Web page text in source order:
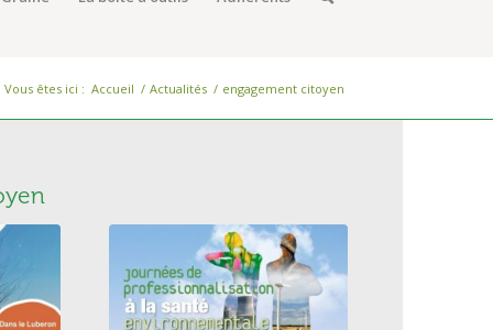
Vous êtes ici : Accueil / Actualités / engagement citoyen